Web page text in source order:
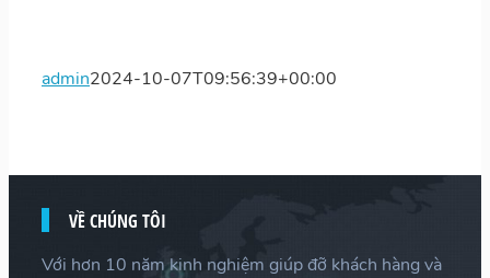
admin2024-10-07T09:56:39+00:00
VỀ CHÚNG TÔI
Với hơn 10 năm kinh nghiệm giúp đỡ khách hàng và